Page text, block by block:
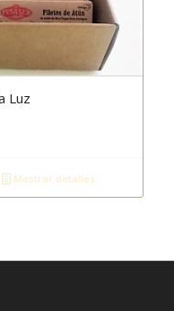
Luz
Mostrar detalles